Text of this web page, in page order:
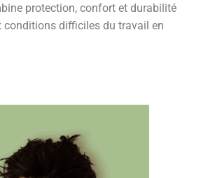
protection, confort et durabilité
conditions difficiles du travail en